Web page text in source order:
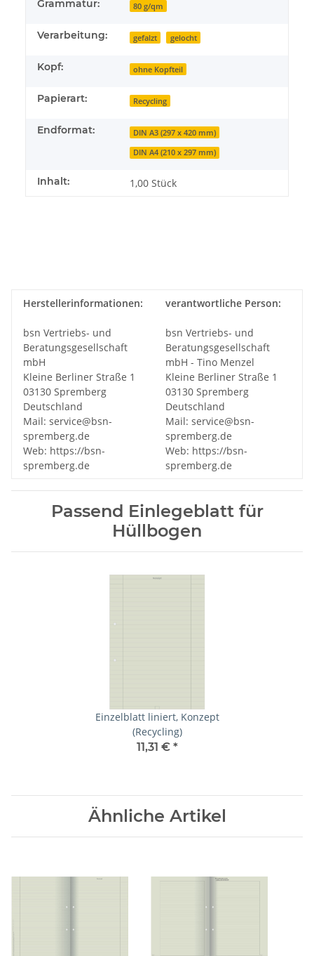
Grammatur: 80 g/qm
Verarbeitung: gefalzt gelocht
Kopf: ohne Kopfteil
Papierart: Recycling
Endformat: DIN A3 (297 x 420 mm)
DIN A4 (210 x 297 mm)
Inhalt: 1,00 Stück
Herstellerinformationen:
bsn Vertriebs- und
Beratungsgesellschaft
mbH
Kleine Berliner Straße 1
03130 Spremberg
Deutschland
Mail: service@bsn-
spremberg.de
Web: https://bsn-
spremberg.de
verantwortliche Person:
bsn Vertriebs- und
Beratungsgesellschaft
mbH - Tino Menzel
Kleine Berliner Straße 1
03130 Spremberg
Deutschland
Mail: service@bsn-
spremberg.de
Web: https://bsn-
spremberg.de
Passend Einlegeblatt für
Hüllbogen
Einzelblatt liniert, Konzept
(Recycling)
11,31 € *
Ähnliche Artikel